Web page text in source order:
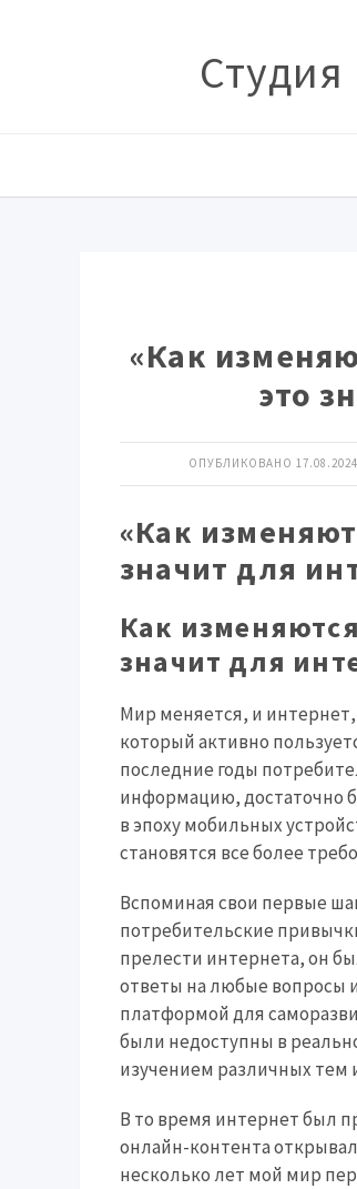
«Как
это
ОПУБЛИКОВАНО
«Как
значит для
Как
значит для
Мир меняется, и интернет,
который активно
последние годы
информацию, достаточно
в эпоху мобильных
становятся все более
Вспоминая свои первые
потребительские
прелести интернета, он
ответы на любые вопросы
платформой для
были недоступны в
изучением различных
В то время интернет был
онлайн-контента
несколько лет мой мир